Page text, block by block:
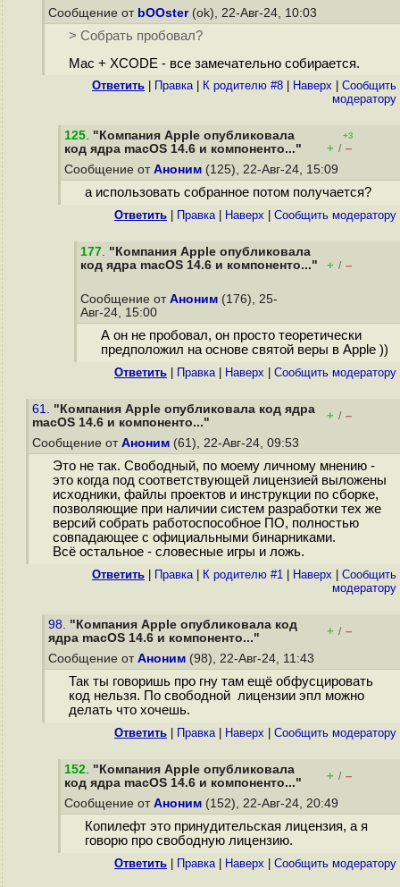
Сообщение от bOOster(ok), 22-Авг-24, 10:03
> Собрать пробовал?
Mac + XCODE - все замечательно собирается.
Ответить Правка| К родителю #8 Наверх
Cообщить
модератору
125. "Компания Apple опубликовала
код ядра macOS 14.6 и компоненто..."
+3
+ / –
Сообщение от Аноним (125), 22-Авг-24, 15:09
а использовать собранное потом получается?
Ответить Правка| Наверх Cообщить модератору
177. "Компания Apple опубликовала
код ядра macOS 14.6 и компоненто..."
+ / –
Сообщение от Аноним (176), 25-
Авг-24, 15:00
А он не пробовал, он просто теоретически
предположил на основе святой веры в Apple ))
Ответить Правка| Наверх Cообщить модератору
61. "Компания Apple опубликовала код ядра
macOS 14.6 и компоненто..."
+ / –
Сообщение от Аноним (61), 22-Авг-24, 09:53
Это не так. Свободный, по моему личному мнению -
это когда под соответствующей лицензией выложены
исходники, файлы проектов и инструкции по сборке,
позволяющие при наличии систем разработки тех же
версий собрать работоспособное ПО, полностью
совпадающее с официальными бинарниками.
Всё остальное - словесные игры и ложь.
Ответить Правка| К родителю #1 Наверх
Cообщить
модератору
98. "Компания Apple опубликовала код
ядра macOS 14.6 и компоненто..."
+ / –
Сообщение от Аноним (98), 22-Авг-24, 11:43
Так ты говоришь про гну там ещё обфусцировать
код нельзя. По свободной лицензии эпл можно
делать что хочешь.
Ответить Правка| Наверх Cообщить модератору
152. "Компания Apple опубликовала
код ядра macOS 14.6 и компоненто..."
+ / –
Сообщение от Аноним (152), 22-Авг-24, 20:49
Копилефт это принудительская лицензия, а я
говорю про свободную лицензию.
Ответить Правка| Наверх Cообщить модератору